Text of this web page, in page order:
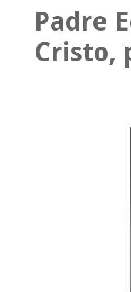
Padre
Cristo,